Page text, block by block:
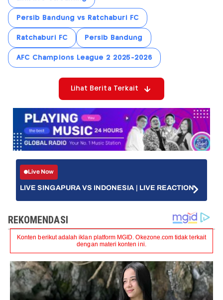
Persib Bandung vs Ratchaburi FC
Ratchaburi FC Persib Bandung
AFC Champions League 2 2025-2026
Lihat Berita Terkait
Live Now
LIVE SINGAPURA VS INDONESIA | LIVE REACTION